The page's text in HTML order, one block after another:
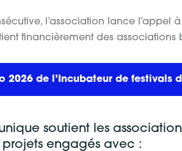
l’association lance
financièrement des associations
2026 de l’Incubateur de festivals
soutient les
projets engagés avec :